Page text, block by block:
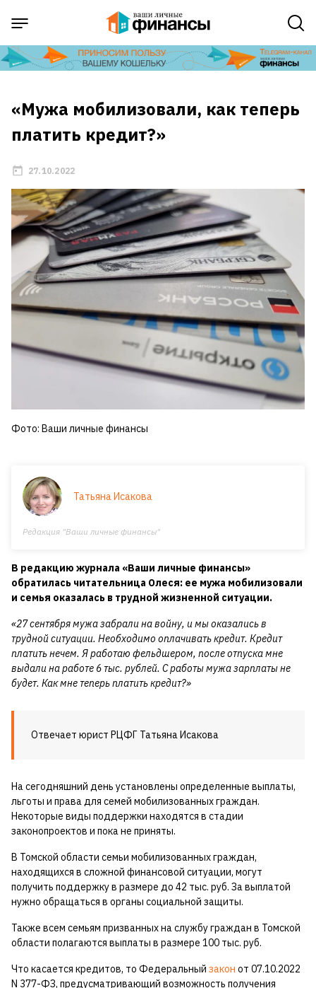
«Мужа мобилизовали, как теперь
платить кредит?»
27.10.2022
Фото: Ваши личные финансы
Татьяна Исакова
Редакция "Ваши личные финансы"
В редакцию журнала «Ваши личные финансы»
обратилась читательница Олеся: ее мужа мобилизовали
и семья оказалась в трудной жизненной ситуации.
«27 сентября мужа забрали на войну, и мы оказались в
трудной ситуации. Необходимо оплачивать кредит. Кредит
платить нечем. Я работаю фельдшером, после отпуска мне
выдали на работе 6 тыс. рублей. С работы мужа зарплаты не
будет. Как мне теперь платить кредит?»
Отвечает юрист РЦФГ Татьяна Исакова
На сегодняшний день установлены определенные выплаты,
льготы и права для семей мобилизованных граждан.
Некоторые виды поддержки находятся в стадии
законопроектов и пока не приняты.
В Томской области семьи мобилизованных граждан,
находящихся в сложной финансовой ситуации, могут
получить поддержку в размере до 42 тыс. руб. За выплатой
нужно обращаться в органы социальной защиты.
Также всем семьям призванных на службу граждан в Томской
области полагаются выплаты в размере 100 тыс. руб.
Что касается кредитов, то Федеральный закон от 07.10.2022
N 377-ФЗ, предусматривающий возможность получения